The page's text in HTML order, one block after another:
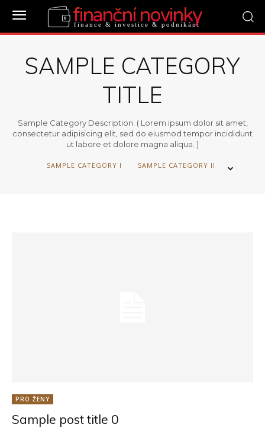
finanční novinky
finance & investice & podnikání
SAMPLE CATEGORY
TITLE
Sample Category Description. ( Lorem ipsum dolor sit amet,
consectetur adipisicing elit, sed do eiusmod tempor incididunt
ut labore et dolore magna aliqua. )
SAMPLE CATEGORY I SAMPLE CATEGORY II
PRO ŽENY
Sample post title 0